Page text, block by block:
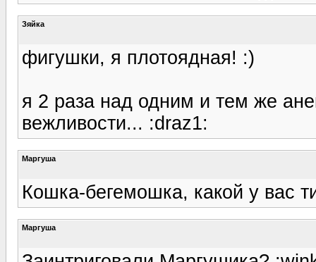
Зяйка
фигушки, я плотоядная! :)
я 2 раза над одним и тем же
вежливости... :draz1:
Маргуша
Кошка-бегемошка, какой у вас
Маргуша